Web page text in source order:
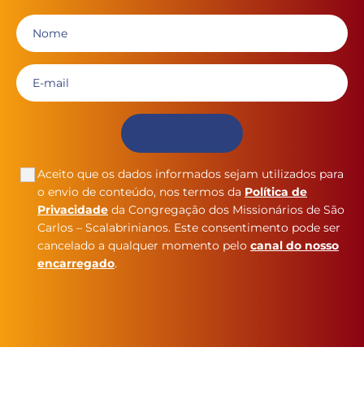
Aceito que os dados informados sejam utilizados para
o envio de conteúdo, nos termos da Política de
Privacidade da Congregação dos Missionários de São
Carlos – Scalabrinianos. Este consentimento pode ser
cancelado a qualquer momento pelo canal do nosso
encarregado.